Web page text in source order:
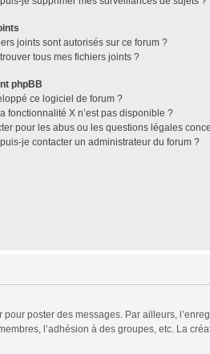
joints sont autorisés sur ce forum ?
tous mes fichiers joints ?
phpBB
ce logiciel de forum ?
fonctionnalité X n’est pas disponible ?
pour les abus ou les questions légales
je contacter un administrateur du forum ?
poster des messages. Par ailleurs,
l’adhésion à des groupes, etc. La